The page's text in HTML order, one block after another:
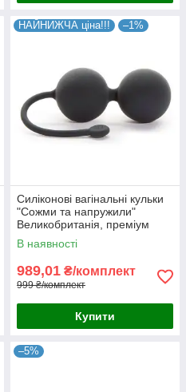
НАЙНИЖЧА ціна!!! –1%
Силіконові вагінальні кульки
"Сожми та напружили"
Великобританія, преміум
В наявності
989,01 ₴/комплект
999 ₴/комплект
Купити
–5%